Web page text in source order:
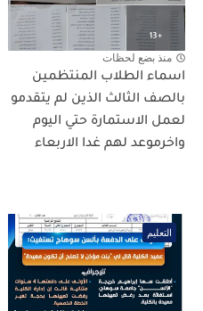
منذ بضع لحظات
اسماء الطلاب المنتظمين
بالصف الثالث الذين لم يتقدمو
لعمل الاستمارة حتي اليوم
واخرموعد لهم غدا الاربعاء
التعليم